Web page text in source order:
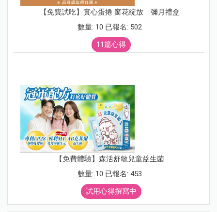
【免費試吃】實心蛋捲 窗花綻放｜彌月禮盒
數量: 10 已報名: 502
11篇心得
【免費體驗】森活舒敏兒童益生菌
數量: 10 已報名: 453
試用心得撰寫中